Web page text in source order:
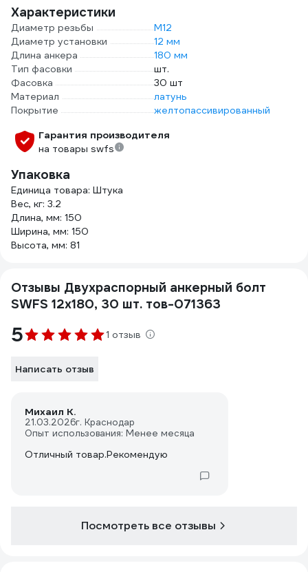
Характеристики
Диаметр резьбы
М12
Диаметр установки
12 мм
Длина анкера
180 мм
Тип фасовки
шт.
Фасовка
30 шт
Материал
латунь
Покрытие
желтопассивированный
Гарантия производителя
на товары swfs
Упаковка
Единица товара: Штука
Вес, кг: 3.2
Длина, мм: 150
Ширина, мм: 150
Высота, мм: 81
Отзывы Двухраспорный анкерный болт
SWFS 12х180, 30 шт. тов-071363
5 1 отзыв
Написать отзыв
Михаил К.
21.03.2026г. Краснодар
Опыт использования: Менее месяца
Отличный товар.Рекомендую
Посмотреть все отзывы